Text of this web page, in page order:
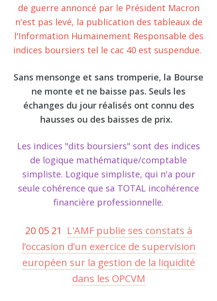
de guerre annoncé par le Président Macron
n'est pas levé, la publication des tableaux de
l'Information Humainement Responsable des
indices boursiers tel le cac 40 est suspendue.
Sans mensonge et sans tromperie, la Bourse
ne monte et ne baisse pas. Seuls les
échanges du jour réalisés ont connu des
hausses ou des baisses de prix.
Les indices "dits boursiers" sont des indices
de logique mathématique/comptable
simpliste. Logique simpliste, qui n'a pour
seule cohérence que sa TOTAL incohérence
financière professionnelle.
20 05 21 L'AMF publie ses constats à
l’occasion d’un exercice de supervision
européen sur la gestion de la liquidité
dans les OPCVM